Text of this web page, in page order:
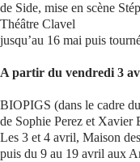
de Side, mise en scène
Théâtre Clavel
jusqu’au 16 mai puis
A partir du vendredi 3
BIOPIGS (dans le cadre
de Sophie Perez et Xavier
Les 3 et 4 avril, Maison
puis du 9 au 19 avril aux